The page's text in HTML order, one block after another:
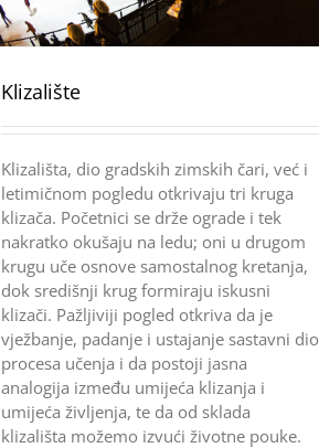
Klizalište
Klizališta, dio gradskih zimskih čari, već i
letimičnom pogledu otkrivaju tri kruga
klizača. Početnici se drže ograde i tek
nakratko okušaju na ledu; oni u drugom
krugu uče osnove samostalnog kretanja,
dok središnji krug formiraju iskusni
klizači. Pažljiviji pogled otkriva da je
vježbanje, padanje i ustajanje sastavni dio
procesa učenja i da postoji jasna
analogija između umijeća klizanja i
umijeća življenja, te da od sklada
klizališta možemo izvući životne pouke.